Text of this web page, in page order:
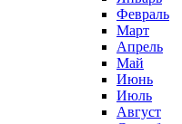
Февраль
Март
Апрель
Май
Июнь
Июль
Август